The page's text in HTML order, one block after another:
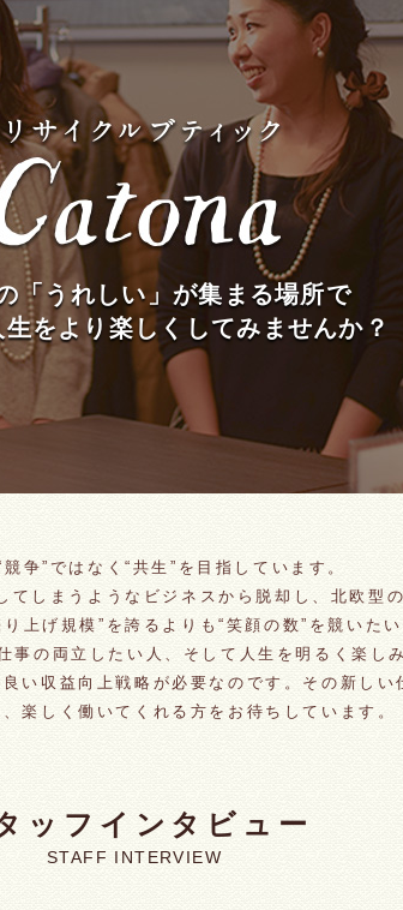
「うれしい」が集まる場所で
をより楽しくしてみませんか？
争”ではなく“共生”を目指しています。
てしまうようなビジネスから脱却し、北欧型
り上げ規模”を誇るよりも“笑顔の数”を競いた
事の両立したい人、そして人生を明るく楽し
い収益向上戦略が必要なのです。その新し
楽しく働いてくれる方をお待ちしています。
ッフインタビュー
STAFF INTERVIEW